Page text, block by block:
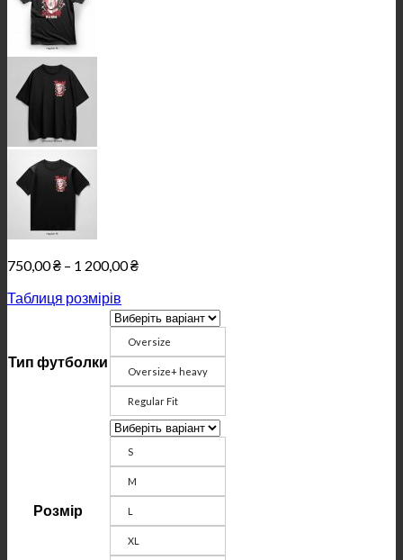
750,00₴ – 1 200,00₴Price
through
1
200,00 ₴
Таблиця розмірів
Тип футболки
Oversize
Oversize+ heavy
Regular Fit
Розмір
S
M
L
XL